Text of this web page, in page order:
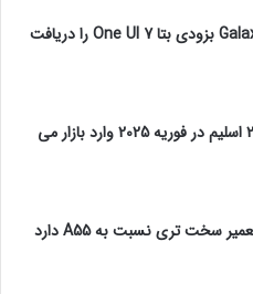
گوشی Galaxy A55 بزودی بتا One UI 7 را دریافت
گلکسی اس 25 اسلیم در فوریه 2025 وارد بازار می